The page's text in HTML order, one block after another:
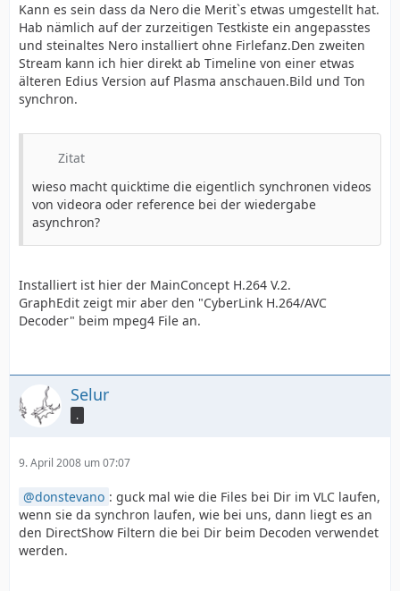
Kann es sein dass da Nero die Merit`s etwas umgestellt hat.
Hab nämlich auf der zurzeitigen Testkiste ein angepasstes
und steinaltes Nero installiert ohne Firlefanz.Den zweiten
Stream kann ich hier direkt ab Timeline von einer etwas
älteren Edius Version auf Plasma anschauen.Bild und Ton
synchron.
Zitat
wieso macht quicktime die eigentlich synchronen videos
von videora oder reference bei der wiedergabe
asynchron?
Installiert ist hier der MainConcept H.264 V.2.
GraphEdit zeigt mir aber den "CyberLink H.264/AVC
Decoder" beim mpeg4 File an.
Selur
.
9. April 2008 um 07:07
donstevano : guck mal wie die Files bei Dir im VLC laufen,
wenn sie da synchron laufen, wie bei uns, dann liegt es an
den DirectShow Filtern die bei Dir beim Decoden verwendet
werden.